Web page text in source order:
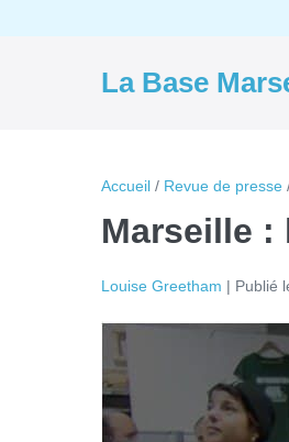
La Base
Accueil / Revue de presse
Marseille :
Louise Greetham | Publié